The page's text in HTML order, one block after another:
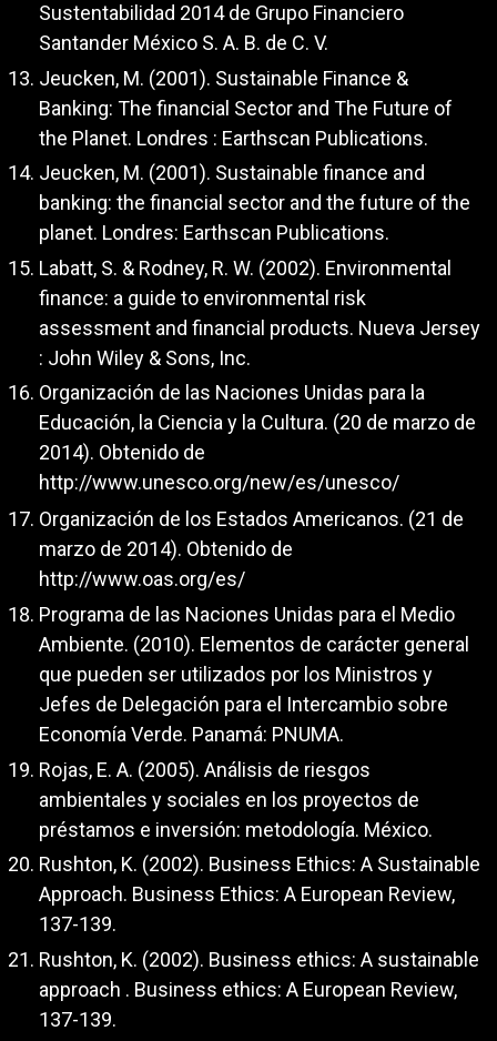
Sustentabilidad 2014 de Grupo Financiero
Santander México S. A. B. de C. V.
Jeucken, M. (2001). Sustainable Finance &
Banking: The financial Sector and The Future of
the Planet. Londres : Earthscan Publications.
Jeucken, M. (2001). Sustainable finance and
banking: the financial sector and the future of the
planet. Londres: Earthscan Publications.
Labatt, S. & Rodney, R. W. (2002). Environmental
finance: a guide to environmental risk
assessment and financial products. Nueva Jersey
: John Wiley & Sons, Inc.
Organización de las Naciones Unidas para la
Educación, la Ciencia y la Cultura. (20 de marzo de
2014). Obtenido de
http://www.unesco.org/new/es/unesco/
Organización de los Estados Americanos. (21 de
marzo de 2014). Obtenido de
http://www.oas.org/es/
Programa de las Naciones Unidas para el Medio
Ambiente. (2010). Elementos de carácter general
que pueden ser utilizados por los Ministros y
Jefes de Delegación para el Intercambio sobre
Economía Verde. Panamá: PNUMA.
Rojas, E. A. (2005). Análisis de riesgos
ambientales y sociales en los proyectos de
préstamos e inversión: metodología. México.
Rushton, K. (2002). Business Ethics: A Sustainable
Approach. Business Ethics: A European Review,
137-139.
Rushton, K. (2002). Business ethics: A sustainable
approach . Business ethics: A European Review,
137-139.